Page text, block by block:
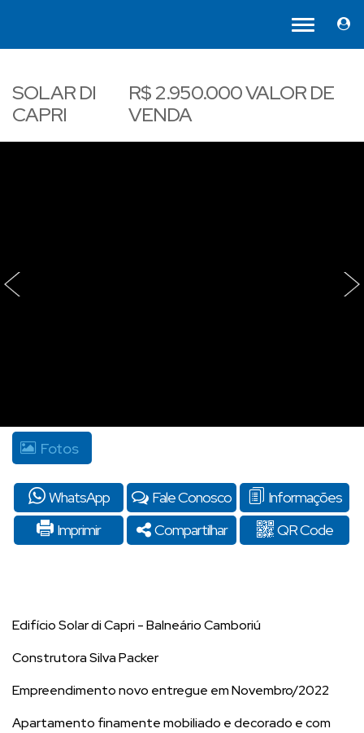
SOLAR DI
CAPRI
R$2.950.000VALOR DE
VENDA
‹ ›
Fotos
WhatsApp Fale Conosco
Informações
Imprimir
Compartilhar QR Code
Edifício Solar di Capri - Balneário Camboriú
Construtora Silva Packer
Empreendimento novo entregue em Novembro/2022
Apartamento finamente mobiliado e decorado e com